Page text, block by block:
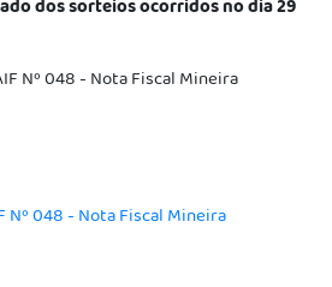
dos sorteios ocorridos no dia 29
Nº 048 - Nota Fiscal Mineira
Nº 048 - Nota Fiscal Mineira